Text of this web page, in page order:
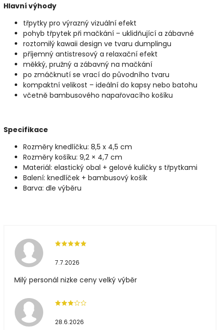
Hlavní výhody
třpytky pro výrazný vizuální efekt
pohyb třpytek při mačkání – uklidňující a zábavné
roztomilý kawaii design ve tvaru dumplingu
příjemný antistresový a relaxační efekt
měkký, pružný a zábavný na mačkání
po zmáčknutí se vrací do původního tvaru
kompaktní velikost – ideální do kapsy nebo batohu
včetně bambusového napařovacího košíku
Specifikace
Rozměry knedlíčku: 8,5 x 4,5 cm
Rozměry košíku: 9,2 × 4,7 cm
Materiál: elastický obal + gelové kuličky s třpytkami
Balení: knedlíček + bambusový košík
Barva: dle výběru
7.7.2026
Milý personál nizke ceny velký výběr
28.6.2026